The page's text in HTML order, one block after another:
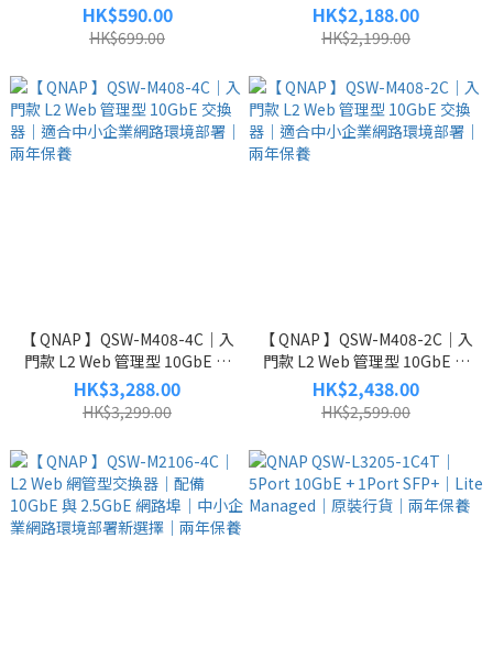
｜兩年保養｜原裝行貨
HK$590.00
HK$699.00
器｜適合中小企業網路環境部
署｜兩年保養｜原裝行貨｜免
費送貨
HK$2,188.00
HK$2,199.00
【 QNAP 】QSW-M408-4C｜入
門款 L2 Web 管理型 10GbE 交
換器｜適合中小企業網路環境
部署｜兩年保養
HK$3,288.00
HK$3,299.00
【 QNAP 】QSW-M408-2C｜入
門款 L2 Web 管理型 10GbE 交
換器｜適合中小企業網路環境
部署｜兩年保養
HK$2,438.00
HK$2,599.00